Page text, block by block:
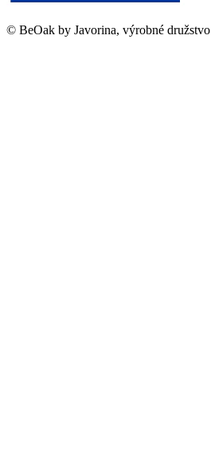
© BeOak by Javorina, výrobné družstvo